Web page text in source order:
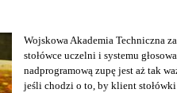
Wojskowa Akademia Techniczna
stołówce uczelni i systemu
nadprogramową zupę jest aż tak
jeśli chodzi o to, by klient stołówki